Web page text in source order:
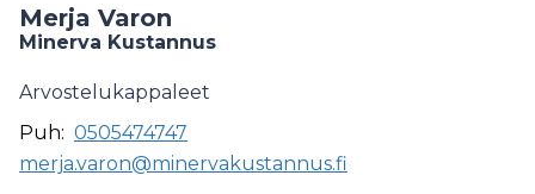
Merja Varon
Minerva Kustannus
Arvostelukappaleet
Puh: 0505474747
merja.varon@minervakustannus.fi